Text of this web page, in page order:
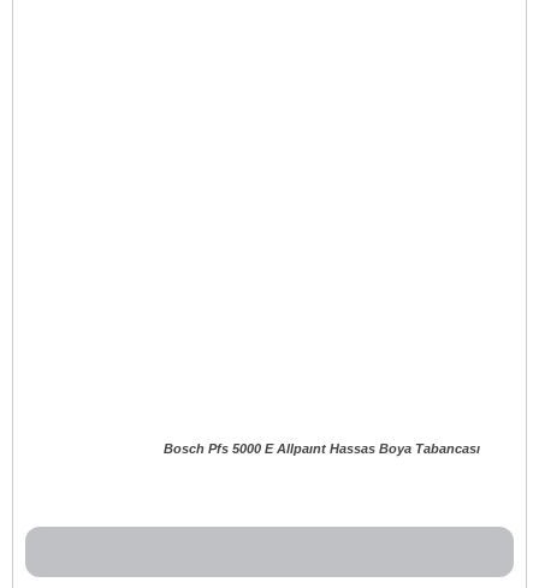
Bosch Pfs 5000 E Allpaınt Hassas Boya Tabancası